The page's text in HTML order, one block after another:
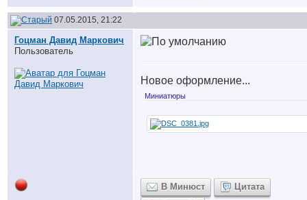
07.05.2015, 21:22
Гоцман Давид Маркович
Пользователь
Новое оформление...
Миниатюры
В Минюст
Цитата